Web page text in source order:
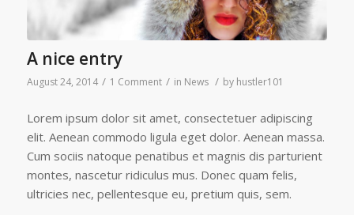
A nice entry
August 24, 2014 / 1 Comment / in News / by hustler101
Lorem ipsum dolor sit amet, consectetuer adipiscing
elit. Aenean commodo ligula eget dolor. Aenean massa.
Cum sociis natoque penatibus et magnis dis parturient
montes, nascetur ridiculus mus. Donec quam felis,
ultricies nec, pellentesque eu, pretium quis, sem.